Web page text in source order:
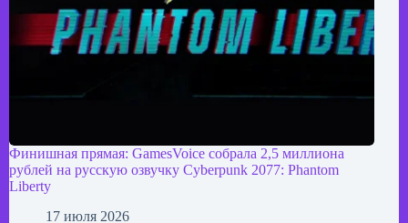
Финишная прямая: GamesVoice собрала 2,5 миллиона
рублей на русскую озвучку Cyberpunk 2077: Phantom
Liberty
17 июля 2026